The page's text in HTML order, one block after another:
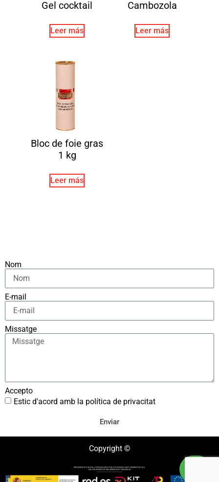
Gel cocktail
Leer más
Cambozola
Leer más
Bloc de foie gras
1 kg
Leer más
Nom
E-mail
Missatge
Accepto
Estic d'acord amb la política de privacitat
Enviar
Copyright ©